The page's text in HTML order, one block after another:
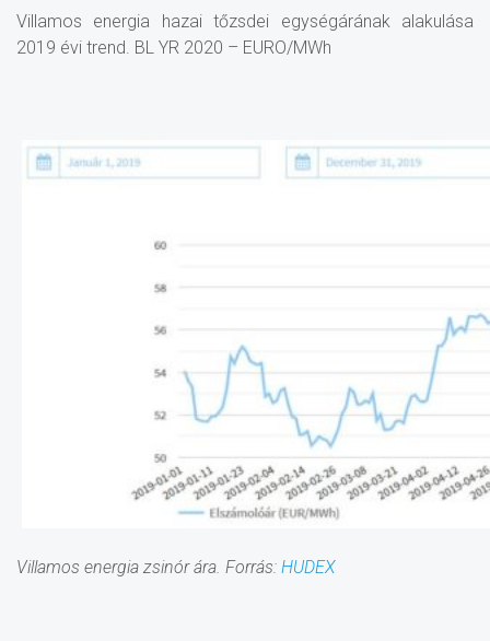
Villamos energia hazai tőzsdei egységárának alakulása
2019 évi trend. BL YR 2020 – EURO/MWh
Villamos energia zsinór ára. Forrás: HUDEX